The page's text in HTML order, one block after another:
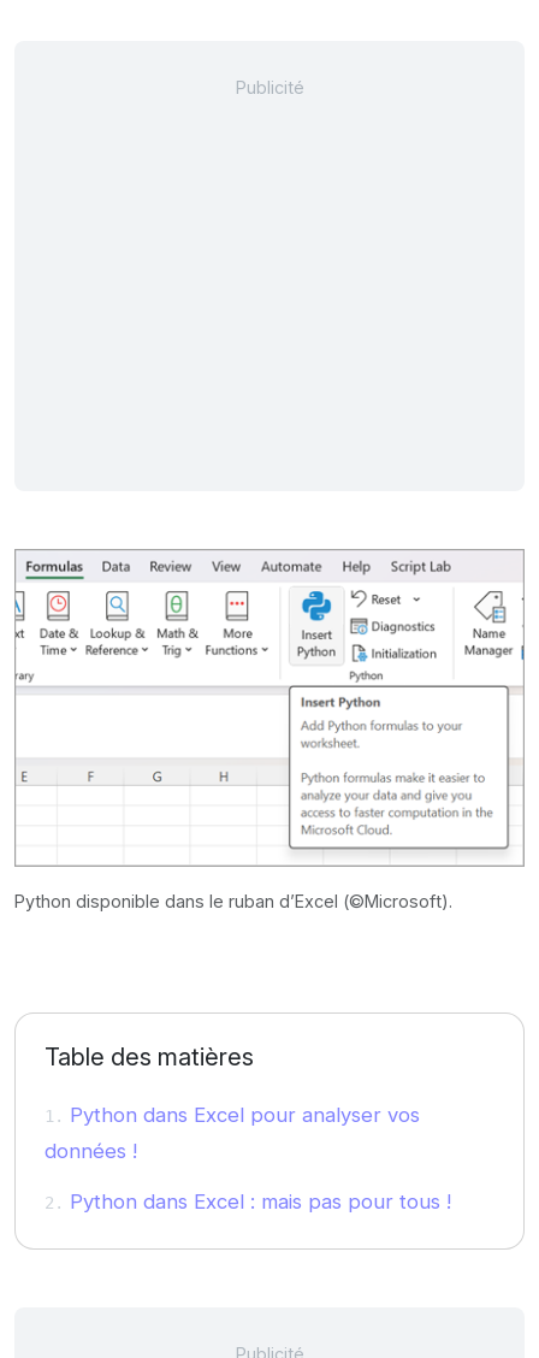
Python disponible dans le ruban d’Excel (©Microsoft).
Table des matières
Python dans Excel pour analyser vos
données !
Python dans Excel : mais pas pour tous !